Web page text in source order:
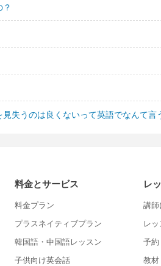
失うのは良くないって英語でなんて言
料金とサービス
料金プラン
プラスネイティブプラン
韓国語・中国語レッスン
子供向け英会話
レ
講
レ
予
教材